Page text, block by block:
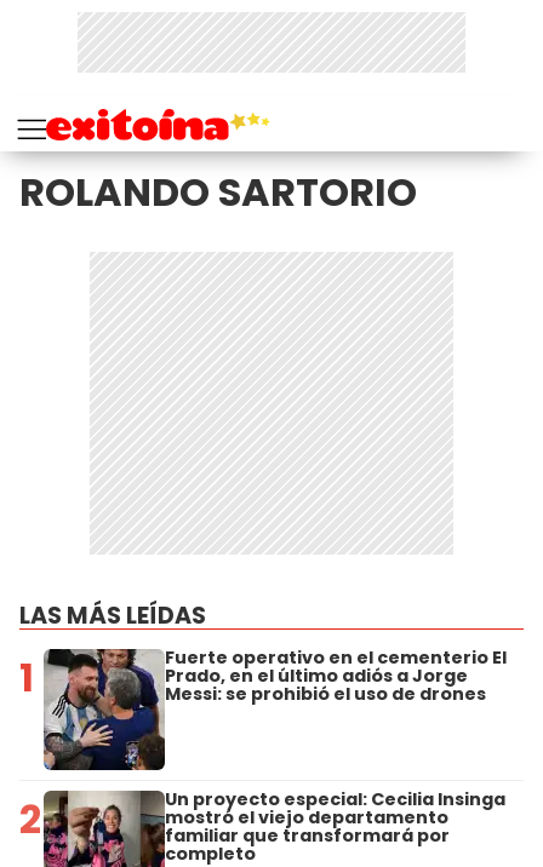
ROLANDO SARTORIO
LAS MÁS LEÍDAS
1 Fuerte operativo en el cementerio El
Prado, en el último adiós a Jorge
Messi: se prohibió el uso de drones
2 Un proyecto especial: Cecilia Insinga
mostró el viejo departamento
familiar que transformará por
completo